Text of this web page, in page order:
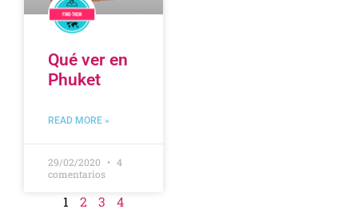
Qué ver en
Phuket
READ MORE »
29/02/2020
4
comentarios
1 2 3 4